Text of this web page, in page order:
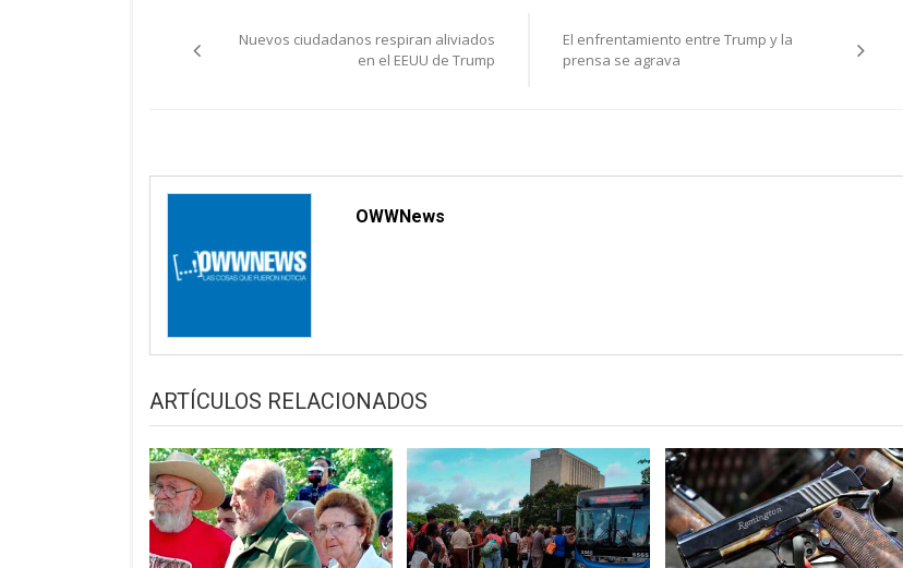
de
Nuevos ciudadanos respiran aliviados
en el EEUU de Trump
El enfrentamiento entre Trump y la
prensa se agrava
OWWNews
ARTÍCULOS RELACIONADOS